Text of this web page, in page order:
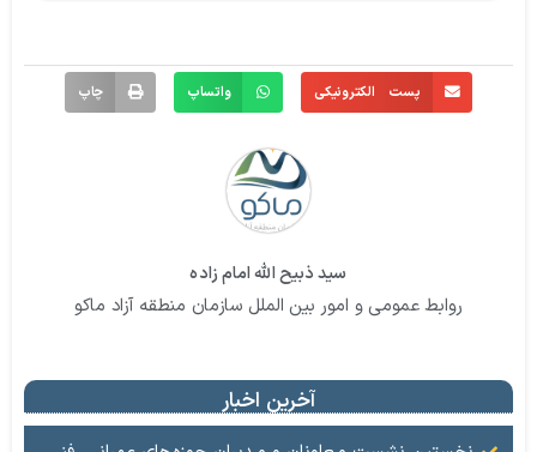
پست الکترونیکی واتساپ چاپ
سید ذبیح الله امام زاده
روابط عمومی و امور بین الملل سازمان منطقه آزاد ماکو
آخرین اخبار